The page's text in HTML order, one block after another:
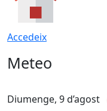
Accedeix
Meteo
Diumenge, 9 d’agost